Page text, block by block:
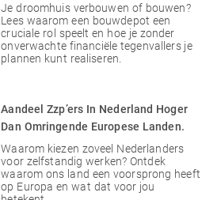
Je droomhuis verbouwen of bouwen?
Lees waarom een bouwdepot een
cruciale rol speelt en hoe je zonder
onverwachte financiële tegenvallers je
plannen kunt realiseren.
Aandeel Zzp’ers In Nederland Hoger
Dan Omringende Europese Landen.
Waarom kiezen zoveel Nederlanders
voor zelfstandig werken? Ontdek
waarom ons land een voorsprong heeft
op Europa en wat dat voor jou